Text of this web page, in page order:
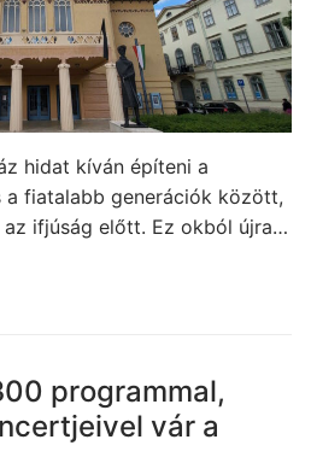
hidat kíván építeni a
a fiatalabb generációk között,
ifjúság előtt. Ez okból újra…
programmal,
vár a